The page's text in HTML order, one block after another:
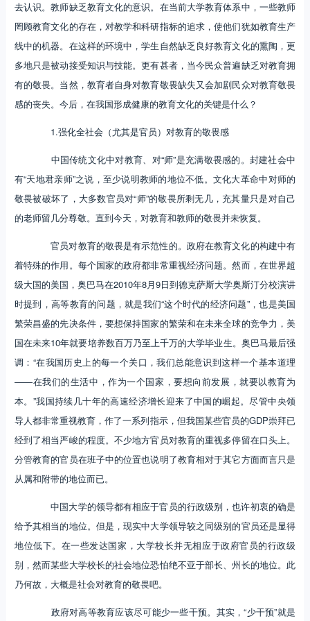
去认识。教师缺乏教育文化的意识。在当前大学教育体系中，一些教师
罔顾教育文化的存在，对教学和科研指标的追求，使他们犹如教育生产
线中的机器。在这样的环境中，学生自然缺乏良好教育文化的熏陶，更
多地只是被动接受知识与技能。更有甚者，当今民众普遍缺乏对教育拥
有的敬畏。当然，教育者自身对教育敬畏缺失又会加剧民众对教育敬畏
感的丧失。今后，在我国形成健康的教育文化的关键是什么？
1.强化全社会（尤其是官员）对教育的敬畏感
中国传统文化中对教育、对“师”是充满敬畏感的。封建社会中
有“天地君亲师”之说，至少说明教师的地位不低。文化大革命中对师的
敬畏被破坏了，大多数官员对“师”的敬畏所剩无几，充其量只是对自己
的老师留几分尊敬。直到今天，对教育和教师的敬畏并未恢复。
官员对教育的敬畏是有示范性的。政府在教育文化的构建中有
着特殊的作用。每个国家的政府都非常重视经济问题。然而，在世界超
级大国的美国，奥巴马在2010年8月9日到德克萨斯大学奥斯汀分校演讲
时提到，高等教育的问题，就是我们“这个时代的经济问题”，也是美国
繁荣昌盛的先决条件，要想保持国家的繁荣和在未来全球的竞争力，美
国在未来10年就要培养数百万乃至上千万的大学毕业生。奥巴马最后强
调：“在我国历史上的每一个关口，我们总能意识到这样一个基本道理
——在我们的生活中，作为一个国家，要想向前发展，就要以教育为
本。”我国持续几十年的高速经济增长迎来了中国的崛起。尽管中央领
导人都非常重视教育，作了一系列指示，但我国某些官员的GDP崇拜已
经到了相当严峻的程度。不少地方官员对教育的重视多停留在口头上。
分管教育的官员在班子中的位置也说明了教育相对于其它方面而言只是
从属和附带的地位而已。
中国大学的领导都有相应于官员的行政级别，也许初衷的确是
给予其相当的地位。但是，现实中大学领导较之同级别的官员还是显得
地位低下。在一些发达国家，大学校长并无相应于政府官员的行政级
别，然而某些大学校长的社会地位恐怕绝不亚于部长、州长的地位。此
乃何故，大概是社会对教育的敬畏吧。
政府对高等教育应该尽可能少一些干预。其实，“少干预”就是